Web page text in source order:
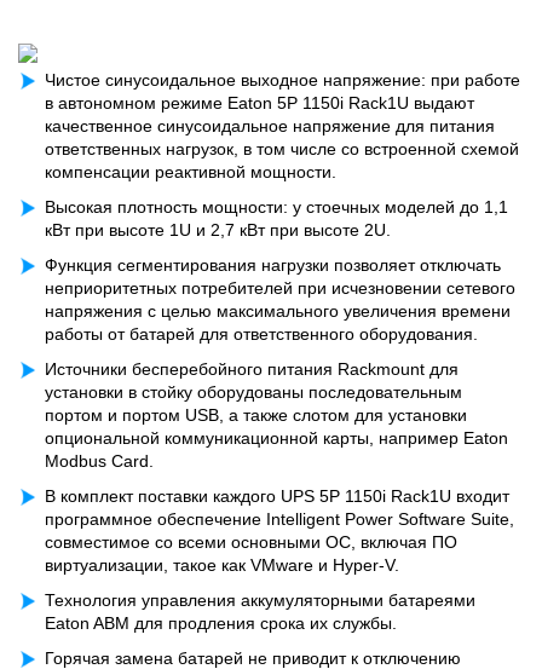
Чистое синусоидальное выходное напряжение: при работе
в автономном режиме Eaton 5P 1150i Rack1U выдают
качественное синусоидальное напряжение для питания
ответственных нагрузок, в том числе со встроенной схемой
компенсации реактивной мощности.
Высокая плотность мощности: у стоечных моделей до 1,1
кВт при высоте 1U и 2,7 кВт при высоте 2U.
Функция сегментирования нагрузки позволяет отключать
неприоритетных потребителей при исчезновении сетевого
напряжения с целью максимального увеличения времени
работы от батарей для ответственного оборудования.
Источники бесперебойного питания Rackmount для
установки в стойку оборудованы последовательным
портом и портом USB, а также слотом для установки
опциональной коммуникационной карты, например Eaton
Modbus Card.
В комплект поставки каждого UPS 5P 1150i Rack1U входит
программное обеспечение Intelligent Power Software Suite,
совместимое со всеми основными ОС, включая ПО
виртуализации, такое как VMware и Hyper-V.
Технология управления аккумуляторными батареями
Eaton ABM для продления срока их службы.
Горячая замена батарей не приводит к отключению